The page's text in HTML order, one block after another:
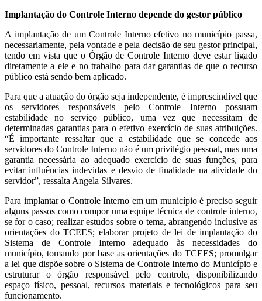
Implantação do Controle Interno depende do gestor público
A implantação de um Controle Interno efetivo no município passa,
necessariamente, pela vontade e pela decisão de seu gestor principal,
tendo em vista que o Órgão de Controle Interno deve estar ligado
diretamente a ele e no trabalho para dar garantias de que o recurso
público está sendo bem aplicado.
Para que a atuação do órgão seja independente, é imprescindível que
os servidores responsáveis pelo Controle Interno possuam
estabilidade no serviço público, uma vez que necessitam de
determinadas garantias para o efetivo exercício de suas atribuições.
“É importante ressaltar que a estabilidade que se concede aos
servidores do Controle Interno não é um privilégio pessoal, mas uma
garantia necessária ao adequado exercício de suas funções, para
evitar influências indevidas e desvio de finalidade na atividade do
servidor”, ressalta Angela Silvares.
Para implantar o Controle Interno em um município é preciso seguir
alguns passos como compor uma equipe técnica de controle interno,
se for o caso; realizar estudos sobre o tema, abrangendo inclusive as
orientações do TCEES; elaborar projeto de lei de implantação do
Sistema de Controle Interno adequado às necessidades do
município, tomando por base as orientações do TCEES; promulgar
a lei que dispõe sobre o Sistema de Controle Interno do Município e
estruturar o órgão responsável pelo controle, disponibilizando
espaço físico, pessoal, recursos materiais e tecnológicos para seu
funcionamento.